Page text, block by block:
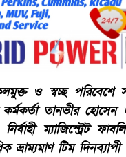
ও স্বচ্ছ পরিবেশে
কর্মকর্তা তানভীর
ম্যাজিস্ট্রেট
ভ্রাম্যমাণ টিম দিনব্যাপী